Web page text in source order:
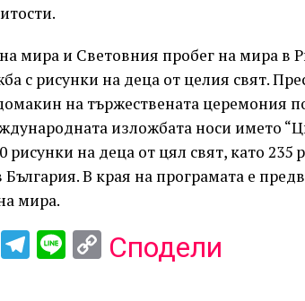
мира и Световния пробег на мира в
с рисунки на деца от целия свят.
на тържествената церемония
изложбата носи името
рисунки на деца от цял свят, като 235
В края на програмата е
мира.
WhatsApp
Telegram
LineCopy
Сподели